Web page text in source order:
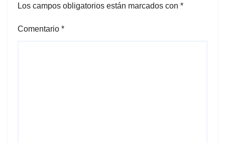
Los campos obligatorios están marcados con *
Comentario *